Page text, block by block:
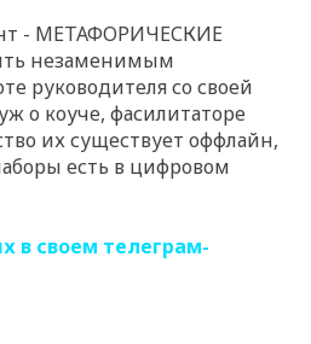
- МЕТАФОРИЧЕСКИЕ
незаменимым
руководителя со своей
о коуче, фасилитаторе
их существует оффлайн,
есть в цифровом
в своем телеграм-